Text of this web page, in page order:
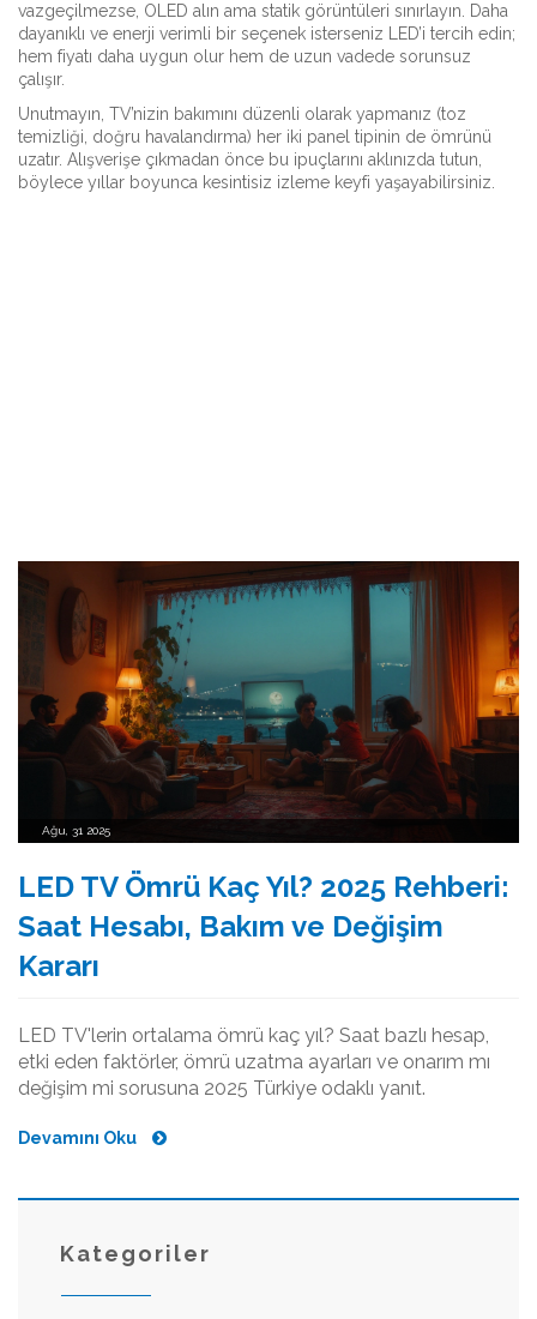
vazgeçilmezse, OLED alın ama statik görüntüleri sınırlayın. Daha
dayanıklı ve enerji verimli bir seçenek isterseniz LED’i tercih edin;
hem fiyatı daha uygun olur hem de uzun vadede sorunsuz
çalışır.
Unutmayın, TV’nizin bakımını düzenli olarak yapmanız (toz
temizliği, doğru havalandırma) her iki panel tipinin de ömrünü
uzatır. Alışverişe çıkmadan önce bu ipuçlarını aklınızda tutun,
böylece yıllar boyunca kesintisiz izleme keyfi yaşayabilirsiniz.
Ağu, 31 2025
LED TV Ömrü Kaç Yıl? 2025 Rehberi:
Saat Hesabı, Bakım ve Değişim
Kararı
LED TV'lerin ortalama ömrü kaç yıl? Saat bazlı hesap,
etki eden faktörler, ömrü uzatma ayarları ve onarım mı
değişim mi sorusuna 2025 Türkiye odaklı yanıt.
Devamını Oku
Kategoriler